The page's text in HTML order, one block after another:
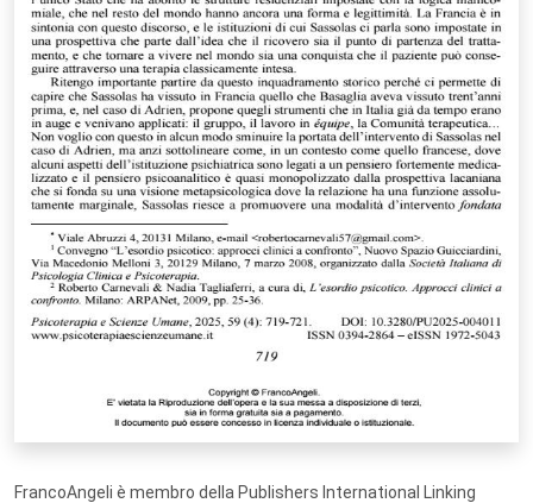
FrancoAngeli è membro della Publishers International Linking